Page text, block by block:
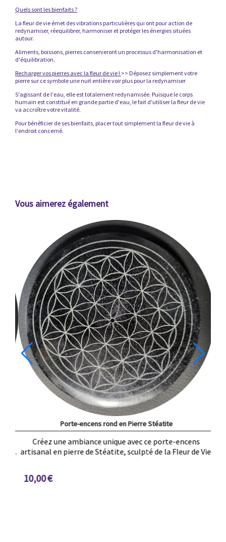
Quels sont les bienfaits ?
La fleur de vie émet des vibrations particulières qui ont pour action de
redynamiser, réequilibrer, harmoniser et protéger les énergies situées
autour.
Aliments, boissons, pierres conserveront un processus d'harmonisation et
d'équilibration.
Recharger vos pierres avec la fleur de vie ! >> Déposez simplement votre
pierre sur ce symbole une nuit entière voir plus pour la redynamiser
S'agissant de l'eau, elle est totalement redynamisée. Puisque le corps
humain est constitué en grande partie d'eau, le fait d'utiliser la fleur de vie
va accroître votre vitalité.
Pour bénéficier de ses bienfaits, placer tout simplement la fleur de vie à
l'endroit concerné.
Vous aimerez également
de Vie.
Porte-encens rond en Pierre Stéatite
Créez une ambiance unique avec ce porte-encens
artisanal en pierre de Stéatite, sculpté de la Fleur de
10,00